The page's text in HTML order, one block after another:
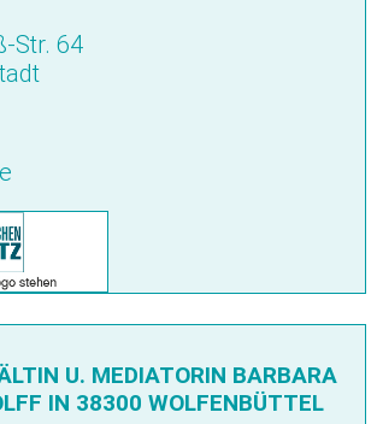
Str. 64
U. MEDIATORIN BARBARA
IN 38300 WOLFENBÜTTEL